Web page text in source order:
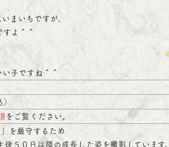
まいちですが、
よ＾＾
子ですね＾＾
をご覧ください。
を厳守するため
５０日以降の成長した姿を撮影しています。